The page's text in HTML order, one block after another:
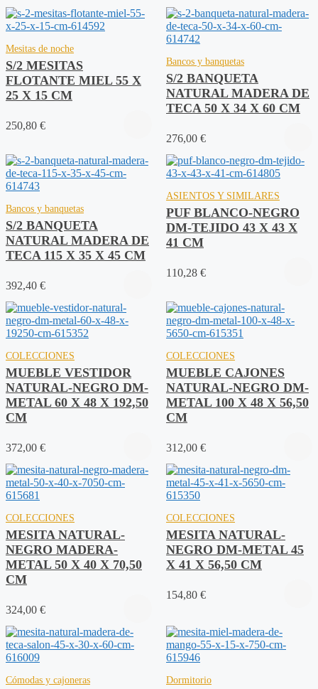
Mesitas de noche
S/2 MESITAS
FLOTANTE MIEL 55 X
25 X 15 CM
250,80 €
Bancos y banquetas
S/2 BANQUETA
NATURAL MADERA DE
TECA 50 X 34 X 60 CM
276,00 €
Bancos y banquetas
S/2 BANQUETA
NATURAL MADERA DE
TECA 115 X 35 X 45 CM
392,40 €
ASIENTOS Y SIMILARES
PUF BLANCO-NEGRO
DM-TEJIDO 43 X 43 X
41 CM
110,28 €
COLECCIONES
MUEBLE VESTIDOR
NATURAL-NEGRO DM-
METAL 60 X 48 X 192,50
CM
372,00 €
COLECCIONES
MUEBLE CAJONES
NATURAL-NEGRO DM-
METAL 100 X 48 X 56,50
CM
312,00 €
COLECCIONES
MESITA NATURAL-
NEGRO MADERA-
METAL 50 X 40 X 70,50
CM
324,00 €
COLECCIONES
MESITA NATURAL-
NEGRO DM-METAL 45
X 41 X 56,50 CM
154,80 €
Cómodas y cajoneras Dormitorio